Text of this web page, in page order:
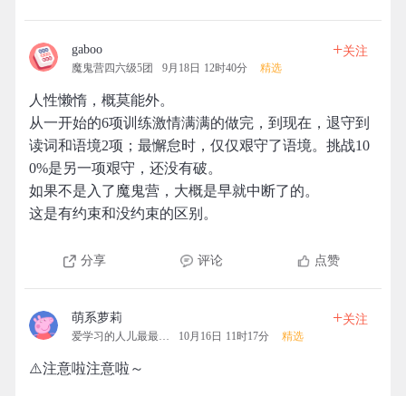
gaboo
魔鬼营四六级5团 9月18日 12时40分 精选
+关注
人性懒惰，概莫能外。
从一开始的6项训练激情满满的做完，到现在，退守到
读词和语境2项；最懈怠时，仅仅艰守了语境。挑战10
0%是另一项艰守，还没有破。
如果不是入了魔鬼营，大概是早就中断了的。
这是有约束和没约束的区别。
分享 评论 点赞
萌系萝莉
爱学习的人儿最最可爱 10月16日 11时17分 精选
+关注
⚠️注意啦注意啦～